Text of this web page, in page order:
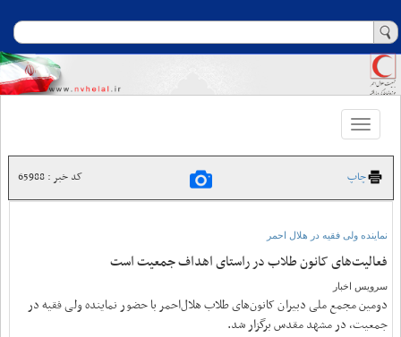
Toggle
navigation
چاپ کد خبر : 65988
نماینده ولی فقیه در هلال احمر
فعالیت‌های کانون طلاب در راستای اهداف جمعیت است
سرویس اخبار
دومین مجمع ملی دبیران کانون‌های طلاب هلال‌احمر با حضور نماینده ولی فقیه در
جمعیت، در مشهد مقدس برگزار شد.